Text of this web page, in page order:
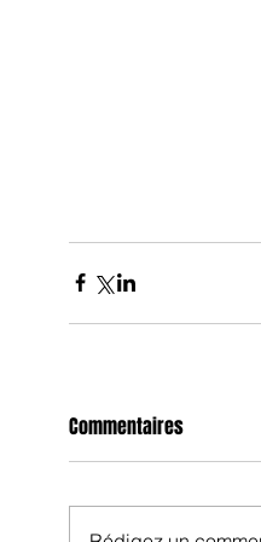
Commentaires